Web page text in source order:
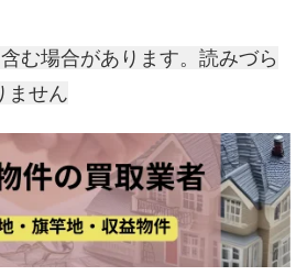
む場合があります。読みづら
ません